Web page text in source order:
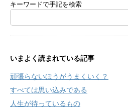
キーワードで手記を検索
いまよく読まれている記事
頑張らないほうがうまくいく？
すべては思い込みである
人生が待っているもの